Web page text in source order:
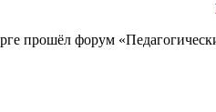
прошёл форум